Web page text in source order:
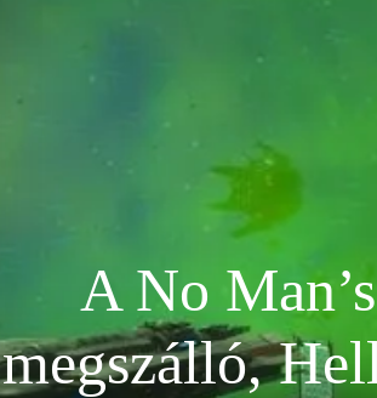
A No
megszálló,